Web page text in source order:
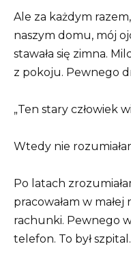
Ale za każdym
naszym domu, mój
stawała się zimna.
z pokoju. Pewnego
„Ten stary człowiek
Wtedy nie
Po latach
pracowałam w małej
rachunki. Pewnego
telefon. To był szpital.